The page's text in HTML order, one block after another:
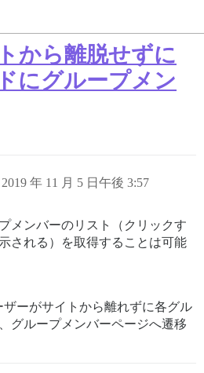
から離脱せずに
にグループメン
2019 年 11 月 5 日午後 3:57
メンバーのリスト（クリックす
される）を取得することは可能
ザーがサイトから離れずに各グル
グループメンバーページへ遷移